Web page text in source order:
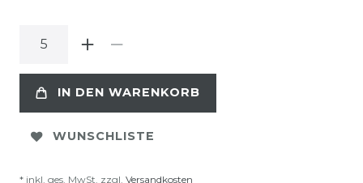
IN DEN WARENKORB
WUNSCHLISTE
* inkl. ges. MwSt. zzgl. Versandkosten